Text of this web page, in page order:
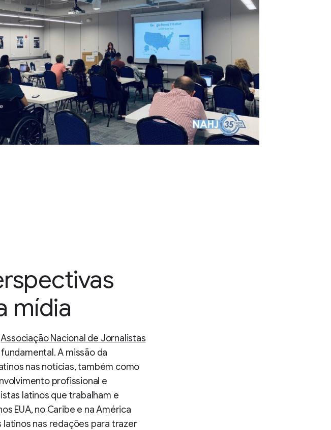
mídia
Associação Nacional de Jornalistas
A missão da
nas notícias, também como
profissional e
latinos que trabalham e
EUA, no Caribe e na América
latinos nas redações para trazer